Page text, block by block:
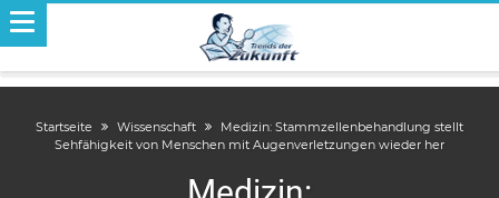
Startseite Wissenschaft
Medizin: Stammzellenbehandlung stellt
Sehfähigkeit von Menschen mit Augenverletzungen wieder her